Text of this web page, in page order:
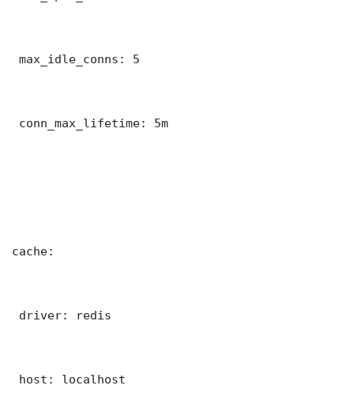
max_idle_conns: 5
conn_max_lifetime: 5m
cache:
driver: redis
host: localhost